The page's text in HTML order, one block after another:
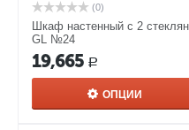
(0)
Шкаф настенный с 2
GL №24
19,665 Р
ОПЦИИ